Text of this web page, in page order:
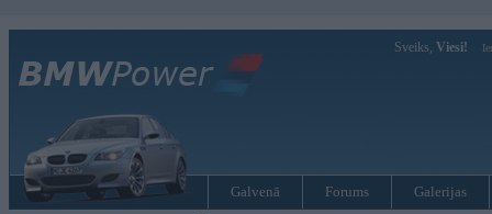
Sveiks, Viesi!
Galvenā Forums Galerijas